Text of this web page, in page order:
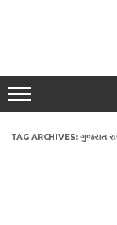
TAG ARCHIVES: ગુજરાત